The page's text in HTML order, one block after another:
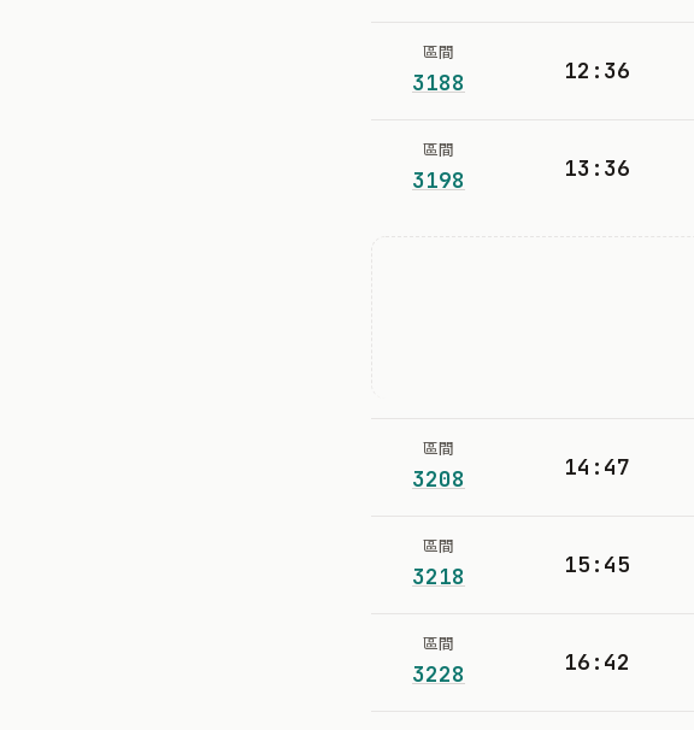
區間
3188 12:36
區間
3198 13:36
區間
3208 14:47
區間
3218 15:45
區間
3228 16:42